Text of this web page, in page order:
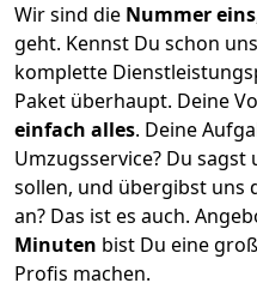
Wir sind die Nummer eins
geht. Kennst Du schon
komplette
Paket überhaupt. Deine
einfach alles. Deine
Umzugsservice? Du sagst
sollen, und übergibst uns
an? Das ist es auch.
Minuten bist Du eine
Profis machen.